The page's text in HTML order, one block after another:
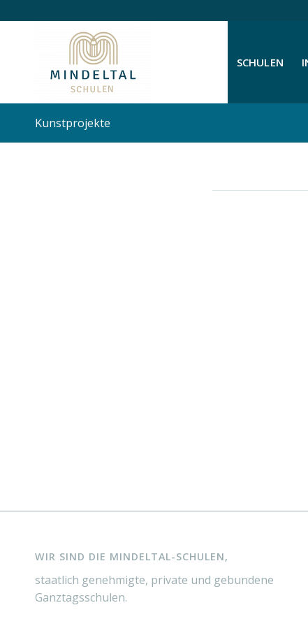
SCHULEN
Kunstprojekte
WIR SIND DIE MINDELTAL-SCHULEN,
staatlich genehmigte, private und gebundene
Ganztagsschulen.